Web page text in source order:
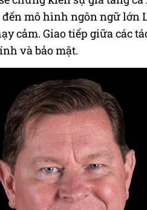
mô hình ngôn ngữ lớn
cảm. Giao tiếp giữa các
và bảo mật.